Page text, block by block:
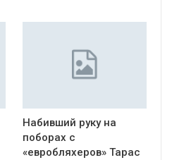
Набивший руку на
поборах с
«евробляхеров» Тарас